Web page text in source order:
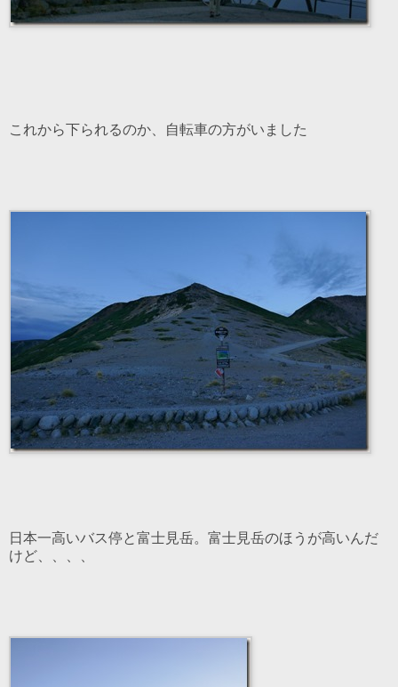
これから下られるのか、自転車の方がいました
日本一高いバス停と富士見岳。富士見岳のほうが高いんだ
けど、、、、